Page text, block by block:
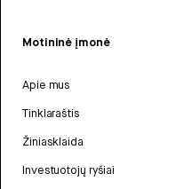
Motininė įmonė
Apie mus
Tinklaraštis
Žiniasklaida
Investuotojų ryšiai